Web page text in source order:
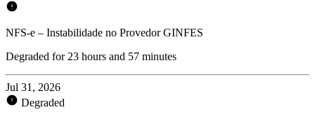
NFS-e – Instabilidade no Provedor GINFES
Degraded for 23 hours and 57 minutes
Jul 31, 2026
Degraded